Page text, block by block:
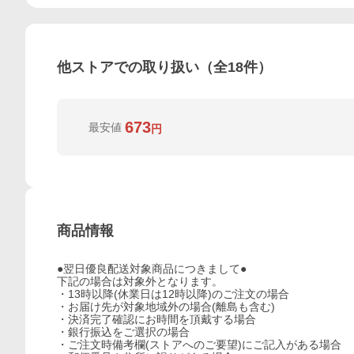
他ストアでの取り扱い（全18件）
最安値 673円
商品情報
●翌日優良配送対象商品につきまして●
下記の場合は対象外となります。
・13時以降(休業日は12時以降)のご注文の場合
・お届け先が対象地域外の場合(離島も含む)
・決済完了確認にお時間を頂戴する場合
・銀行振込をご選択の場合
・ご注文時備考欄(ストアへのご要望)にご記入がある場合